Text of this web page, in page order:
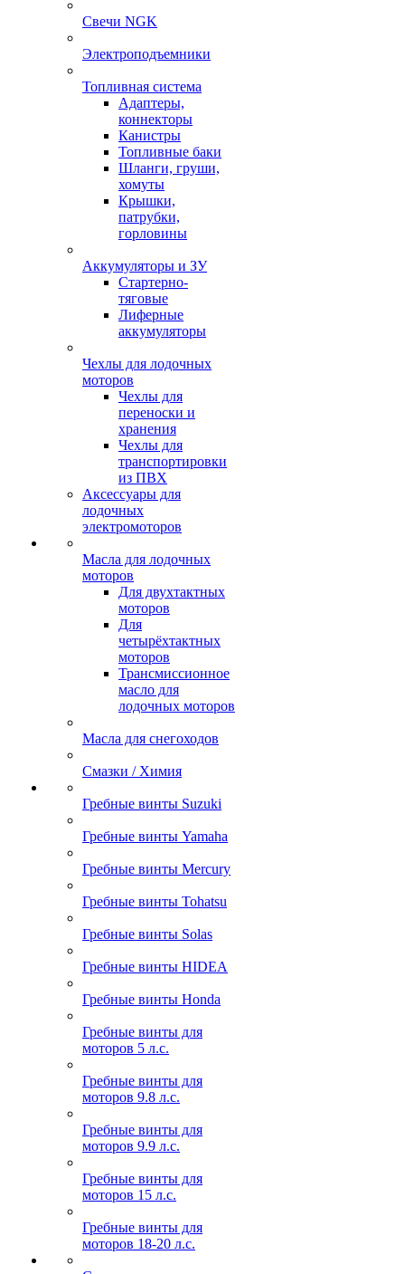
Свечи NGK
Электроподъемники
Топливная система
Адаптеры,
коннекторы
Канистры
Топливные баки
Шланги, груши,
хомуты
Крышки,
патрубки,
горловины
Аккумуляторы и ЗУ
Стартерно-
тяговые
Лиферные
аккумуляторы
Чехлы для лодочных
моторов
Чехлы для
переноски и
хранения
Чехлы для
транспортировки
из ПВХ
Аксессуары для
лодочных
электромоторов
Масла для лодочных
моторов
Для двухтактных
моторов
Для
четырёхтактных
моторов
Трансмиссионное
масло для
лодочных моторов
Масла для снегоходов
Смазки / Химия
Гребные винты Suzuki
Гребные винты Yamaha
Гребные винты Mercury
Гребные винты Tohatsu
Гребные винты Solas
Гребные винты HIDEA
Гребные винты Honda
Гребные винты для
моторов 5 л.с.
Гребные винты для
моторов 9.8 л.с.
Гребные винты для
моторов 9.9 л.с.
Гребные винты для
моторов 15 л.с.
Гребные винты для
моторов 18-20 л.с.